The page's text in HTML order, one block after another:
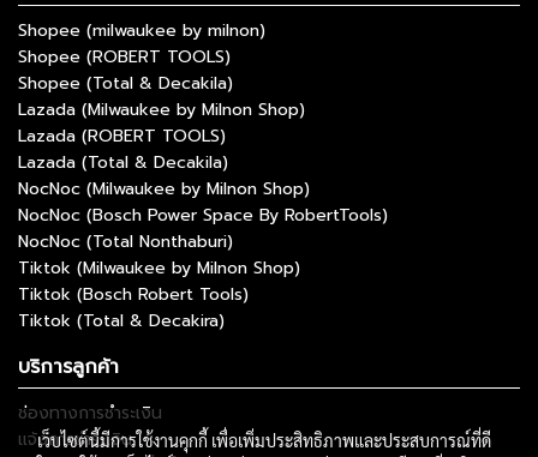
Shopee (milwaukee by milnon)
Shopee (ROBERT TOOLS)
Shopee (Total & Decakila)
Lazada (Milwaukee by Milnon Shop)
Lazada (ROBERT TOOLS)
Lazada (Total & Decakila)
NocNoc (Milwaukee by Milnon Shop)
NocNoc (Bosch Power Space By RobertTools)
NocNoc (Total Nonthaburi)
Tiktok (Milwaukee by Milnon Shop)
Tiktok (Bosch Robert Tools)
Tiktok (Total & Decakira)
บริการลูกค้า
ช่องทางการชำระเงิน
แจ้งการชำระเงิน
เว็บไซต์นี้มีการใช้งานคุกกี้ เพื่อเพิ่มประสิทธิภาพและประสบการณ์ที่ดี